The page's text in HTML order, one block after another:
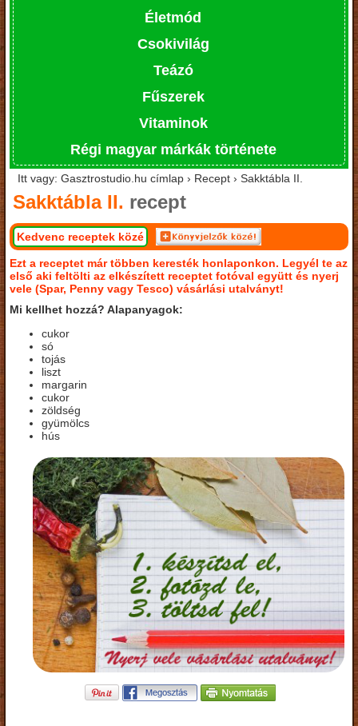
Életmód
Csokivilág
Teázó
Fűszerek
Vitaminok
Régi magyar márkák története
Itt vagy: Gasztrostudio.hu címlap › Recept › Sakktábla II.
Sakktábla II. recept
Kedvenc receptek közé
Ezt a receptet már többen keresték honlaponkon. Legyél te az
első aki feltölti az elkészített receptet fotóval együtt és nyerj
vele (Spar, Penny vagy Tesco) vásárlási utalványt!
Mi kellhet hozzá? Alapanyagok:
cukor
só
tojás
liszt
margarin
cukor
zöldség
gyümölcs
hús